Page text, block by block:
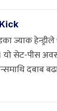
ज्याक
यो सेट-पीस
दबाब